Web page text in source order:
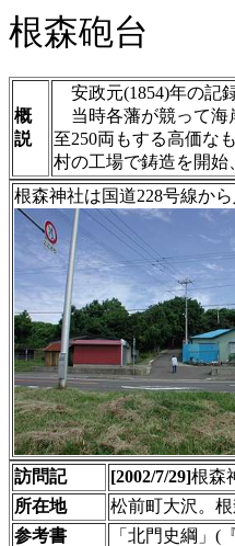
根森砲台
概
説
安政元(1854)年の記
当時各藩が競って海
至250両もする高価な
村の工場で鋳造を開
根森神社は国道228号線か
訪問記 [2002/7/29]根森
所在地
松前町大沢。根
参考書
「北門史綱」(